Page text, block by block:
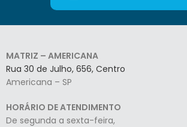
MATRIZ – AMERICANA
Rua 30 de Julho, 656, Centro
Americana – SP
HORÁRIO DE ATENDIMENTO
De segunda a sexta-feira,